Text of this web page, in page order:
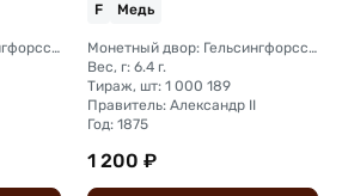
Монетный двор: Гельсингфорсский монетный двор (Финляндия)
F Медь
Монетный двор: Гельсингфорсский монетный двор (Финляндия)
Вес, г: 6.4 г.
Тираж, шт: 1 000 189
Правитель: Александр II
Год: 1875
1 200 ₽